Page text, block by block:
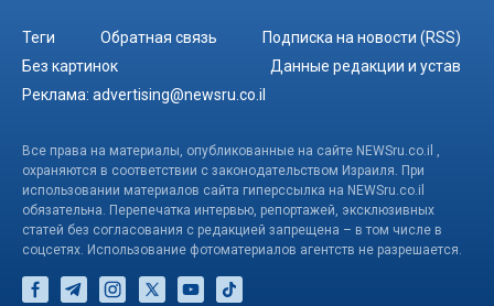
Теги Обратная связь
Подписка на новости (RSS)
Без картинок
Данные редакции и устав
Реклама: advertising@newsru.co.il
Все права на материалы, опубликованные на сайте NEWSru.co.il ,
охраняются в соответствии с законодательством Израиля. При
использовании материалов сайта гиперссылка на NEWSru.co.il
обязательна. Перепечатка интервью, репортажей, эксклюзивных
статей без согласования с редакцией запрещена – в том числе в
соцсетях. Использование фотоматериалов агентств не разрешается.